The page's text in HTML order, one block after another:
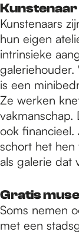
Kunstenaar
Kunstenaars
hun eigen
intrinsieke
galeriehouder.
is een
Ze werken
vakmanschap.
ook financieel.
schort het hen
als galerie dat
Gratis
Soms nemen
met een